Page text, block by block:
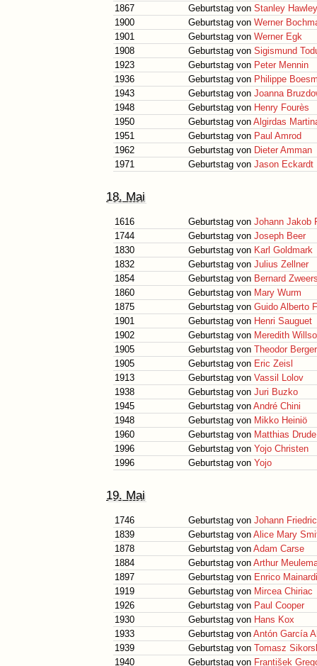
1867
Geburtstag von Stanley Hawley
1900
Geburtstag von Werner
1901
Geburtstag von Werner Egk
1908
Geburtstag von Sigismund
1923
Geburtstag von Peter Mennin
1936
Geburtstag von Philippe
1943
Geburtstag von Joanna
1948
Geburtstag von Henry Fourès
1950
Geburtstag von Algirdas
1951
Geburtstag von Paul Amrod
1962
Geburtstag von Dieter Amman
1971
Geburtstag von Jason Eckardt
18. Mai
1616 Geburtstag von Johann Jakob
1744
Geburtstag von Joseph Beer
1830
Geburtstag von Karl Goldmark
1832
Geburtstag von Julius Zellner
1854
Geburtstag von Bernard
1860
Geburtstag von Mary Wurm
1875
Geburtstag von Guido Alberto
1901
Geburtstag von Henri Sauguet
1902
Geburtstag von Meredith
1905
Geburtstag von Theodor Berger
1905
Geburtstag von Eric Zeisl
1913
Geburtstag von Vassil Lolov
1938
Geburtstag von Juri Buzko
1945
Geburtstag von André Chini
1948
Geburtstag von Mikko Heiniö
1960
Geburtstag von Matthias Drude
1996
Geburtstag von Yojo Christen
1996
Geburtstag von Yojo
19. Mai
1746 Geburtstag von Johann
1839
Geburtstag von Alice Mary
1878
Geburtstag von Adam Carse
1884
Geburtstag von Arthur
1897
Geburtstag von Enrico Mainardi
1919
Geburtstag von Mircea Chiriac
1926
Geburtstag von Paul Cooper
1930
Geburtstag von Hans Kox
1933
Geburtstag von Antón García
1939
Geburtstag von Tomasz
1940
Geburtstag von František